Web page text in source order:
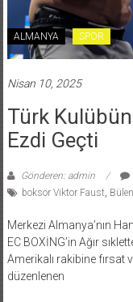
ALMANYA SPOR
Nisan 10, 2025
Türk Kulübün
Ezdi Geçti
Gönderen: admin
boksör Viktor Faust,
Merkezi Almanya’nın
EC BOXİNG’in Ağır
Amerikalı rakibine fırsat
düzenlenen